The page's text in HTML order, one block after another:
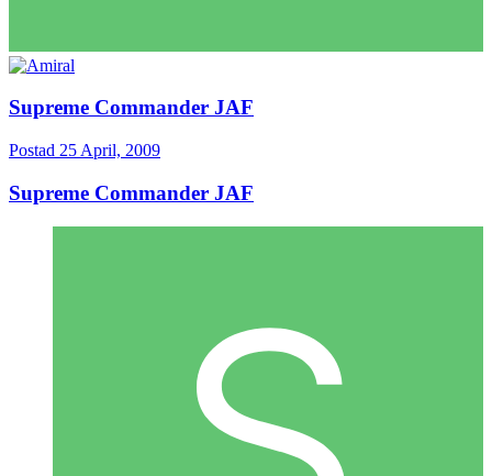
Supreme Commander JAF
Postad 25 April, 2009
Supreme Commander JAF